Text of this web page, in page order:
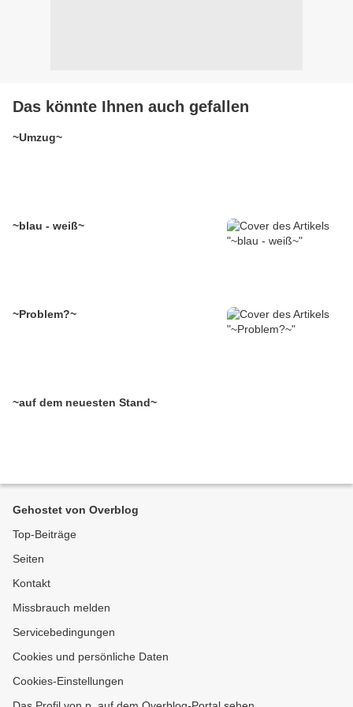
Das könnte Ihnen auch gefallen
~Umzug~
~blau - weiß~
~Problem?~
~auf dem neuesten Stand~
Gehostet von Overblog
Top-Beiträge
Seiten
Kontakt
Missbrauch melden
Servicebedingungen
Cookies und persönliche Daten
Cookies-Einstellungen